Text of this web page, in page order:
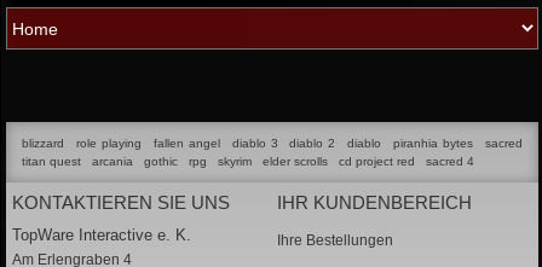
blizzard role playing fallen angel diablo 3 diablo 2 diablo piranhia bytes
sacred
titan quest
arcania gothic rpg skyrim elder scrolls cd project red sacred 4
KONTAKTIEREN SIE UNS
TopWare Interactive e. K.
Am Erlengraben 4
IHR KUNDENBEREICH
Ihre Bestellungen